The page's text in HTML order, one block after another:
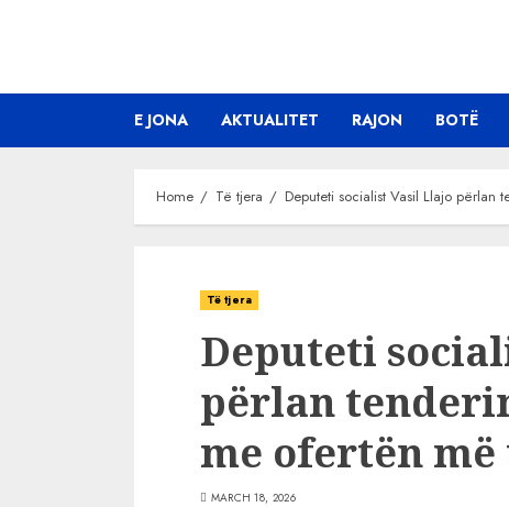
E JONA AKTUALITET RAJON BOTË
Home Të tjera Deputeti socialist Vasil Llajo
Të tjera
Deputeti
përlan
me ofertën
MARCH 18, 2026